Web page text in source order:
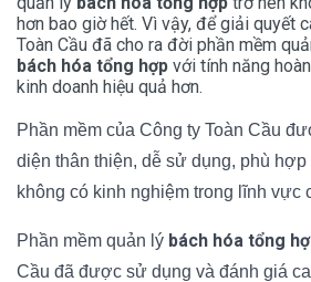
hơn bao giờ hết. Vì vậy, để giải quyết
Toàn Cầu đã cho ra đời phần mềm
bách hóa tổng hợp với tính năng
kinh doanh hiệu quả hơn.
Phần mềm của Công ty Toàn Cầu
diện thân thiện, dễ sử dụng, phù
không có kinh nghiệm trong lĩnh vực
Phần mềm quản lý bách hóa tổng
Cầu đã được sử dụng và đánh giá